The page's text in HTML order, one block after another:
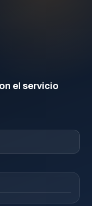
el servicio